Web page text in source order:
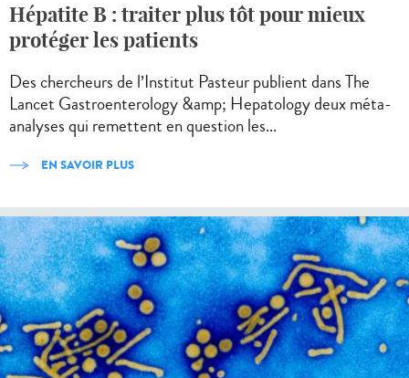
Hépatite B : traiter plus tôt pour mieux
protéger les patients
Des chercheurs de l’Institut Pasteur publient dans The
Lancet Gastroenterology &amp; Hepatology deux méta-
analyses qui remettent en question les...
EN SAVOIR PLUS